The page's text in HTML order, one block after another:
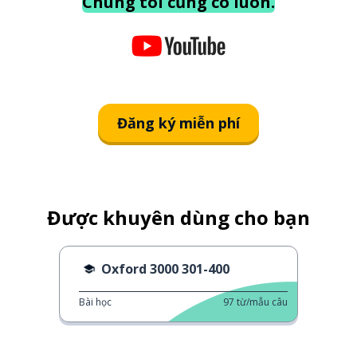
Đăng ký miễn phí
Được khuyên dùng cho bạn
Oxford 3000 301-400
Bài học 97 từ/mẫu câu